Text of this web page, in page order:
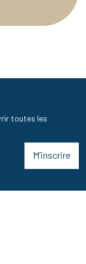
toutes les
M’inscrire